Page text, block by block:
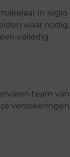
in regio
waar nodig.
volledig
team van
verzekeringen